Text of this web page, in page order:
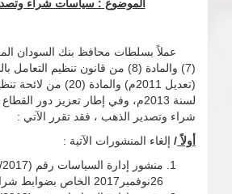
الموضوع : سياسات شراء
عملاً بسلطات محافظ بنك السودان
(تعديل 2011م) والمادة (20)
لسنة 2013م، وفي إطار تعزيز دور
شراء وتصدير الذهب ، فقد تقرر الآتي :
أولاً/ إلغاء المنشورات الآتية :
26نوفمبر2017 الخاص بضوابط شراء وتصدير الذهب .